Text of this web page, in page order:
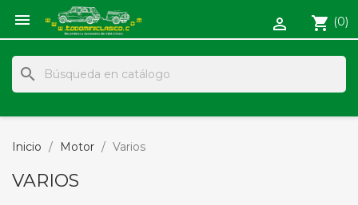
 shopping_cart (0)

search
Inicio Motor Varios
VARIOS